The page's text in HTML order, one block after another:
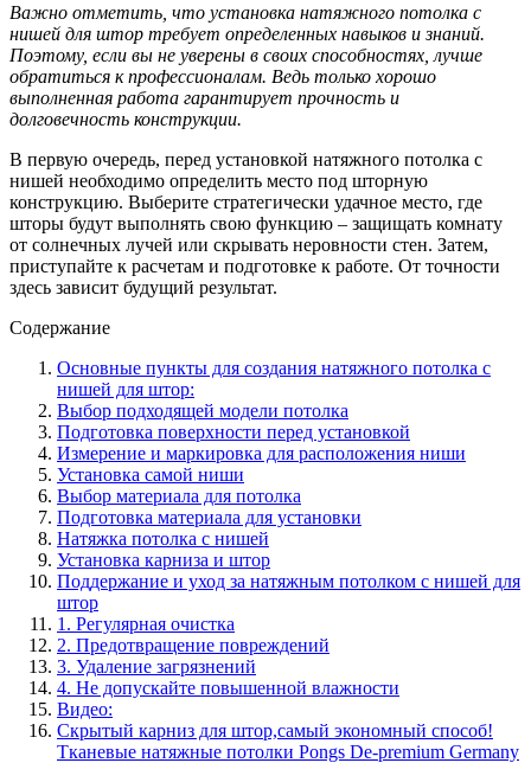
Важно отметить, что установка натяжного потолка с
нишей для штор требует определенных навыков и знаний.
Поэтому, если вы не уверены в своих способностях, лучше
обратиться к профессионалам. Ведь только хорошо
выполненная работа гарантирует прочность и
долговечность конструкции.
В первую очередь, перед установкой натяжного потолка с
нишей необходимо определить место под шторную
конструкцию. Выберите стратегически удачное место, где
шторы будут выполнять свою функцию – защищать комнату
от солнечных лучей или скрывать неровности стен. Затем,
приступайте к расчетам и подготовке к работе. От точности
здесь зависит будущий результат.
Содержание
Основные пункты для создания натяжного потолка с
нишей для штор:
Выбор подходящей модели потолка
Подготовка поверхности перед установкой
Измерение и маркировка для расположения ниши
Установка самой ниши
Выбор материала для потолка
Подготовка материала для установки
Натяжка потолка с нишей
Установка карниза и штор
Поддержание и уход за натяжным потолком с нишей для
штор
1. Регулярная очистка
2. Предотвращение повреждений
3. Удаление загрязнений
4. Не допускайте повышенной влажности
Видео:
Скрытый карниз для штор,самый экономный способ!
Тканевые натяжные потолки Pongs De-premium Germany